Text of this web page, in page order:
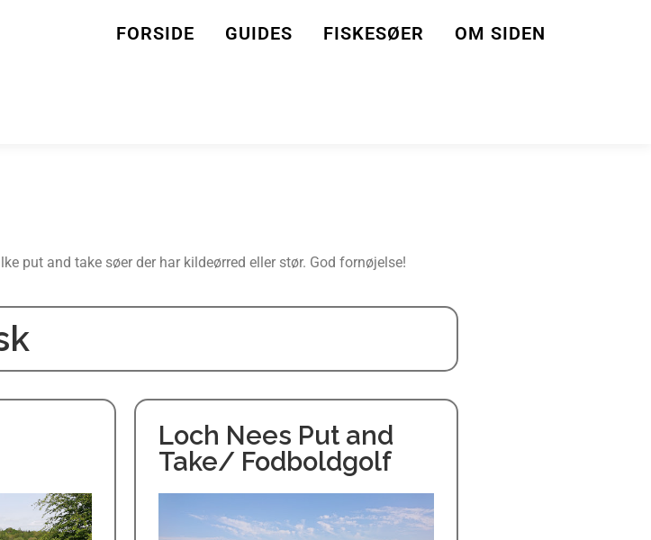
FORSIDE GUIDES FISKESØER OM SIDEN
put and take søer der har kildeørred eller stør. God fornøjelse!
Loch Nees Put and
Take/ Fodboldgolf